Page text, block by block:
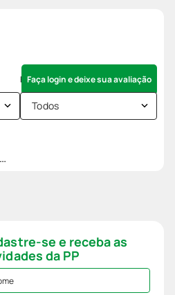
Faça login e deixe sua avaliação
Todos
se e receba as
da PP